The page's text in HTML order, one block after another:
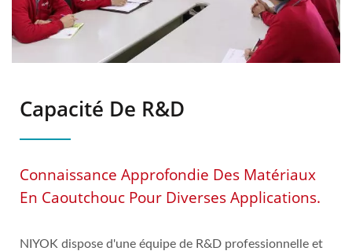
Capacité De R&D
Connaissance Approfondie Des Matériaux
En Caoutchouc Pour Diverses Applications.
NIYOK dispose d'une équipe de R&D professionnelle et